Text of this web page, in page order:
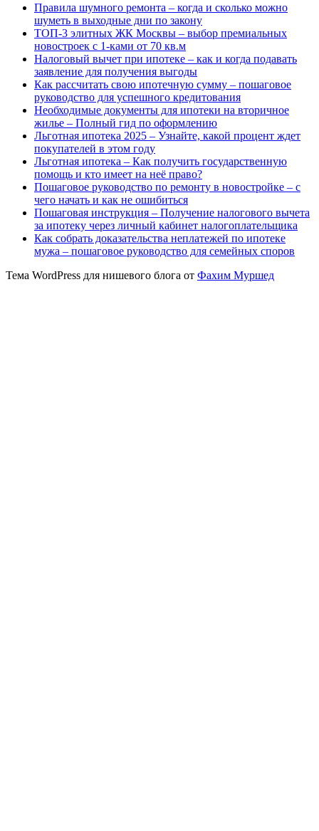
Правила шумного ремонта – когда и сколько можно
шуметь в выходные дни по закону
ТОП-3 элитных ЖК Москвы – выбор премиальных
новостроек с 1-ками от 70 кв.м
Налоговый вычет при ипотеке – как и когда подавать
заявление для получения выгоды
Как рассчитать свою ипотечную сумму – пошаговое
руководство для успешного кредитования
Необходимые документы для ипотеки на вторичное
жилье – Полный гид по оформлению
Льготная ипотека 2025 – Узнайте, какой процент ждет
покупателей в этом году
Льготная ипотека – Как получить государственную
помощь и кто имеет на неё право?
Пошаговое руководство по ремонту в новостройке – с
чего начать и как не ошибиться
Пошаговая инструкция – Получение налогового вычета
за ипотеку через личный кабинет налогоплательщика
Как собрать доказательства неплатежей по ипотеке
мужа – пошаговое руководство для семейных споров
Тема WordPress для нишевого блога от Фахим Муршед